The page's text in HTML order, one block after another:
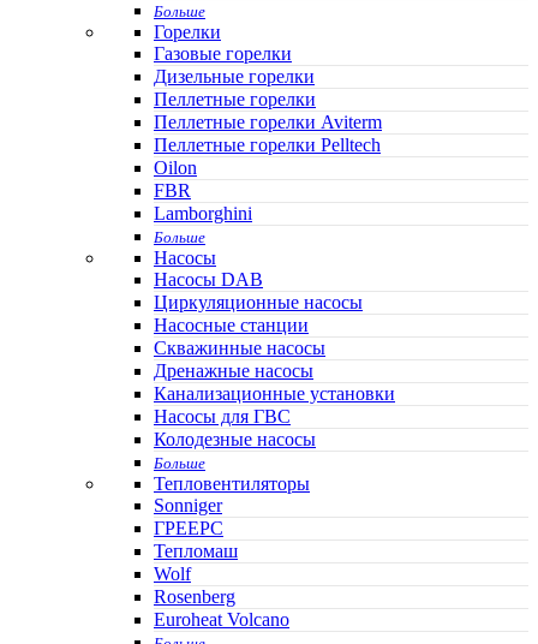
Больше
Горелки
Газовые горелки
Дизельные горелки
Пеллетные горелки
Пеллетные горелки Aviterm
Пеллетные горелки Pelltech
Oilon
FBR
Lamborghini
Больше
Насосы
Насосы DAB
Циркуляционные насосы
Насосные станции
Скважинные насосы
Дренажные насосы
Канализационные установки
Насосы для ГВС
Колодезные насосы
Больше
Тепловентиляторы
Sonniger
ГРЕЕРС
Тепломаш
Wolf
Rosenberg
Euroheat Volcano